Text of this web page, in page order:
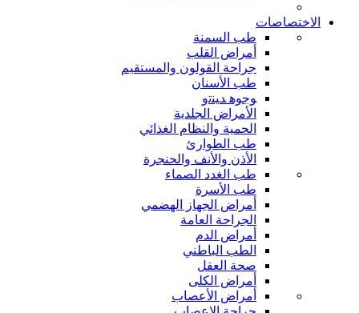
الاختصاصات
طب السمنة
أمراض القلب
جراحة القولون والمستقيم
طب الأسنان
ﻮﺟﻮﻫ ﺪﻴﻨﺗﻭ
الأمراض الجلدية
الحمية والنظام الغذائي
طب الطوارئ
الأذن والأنف والحنجرة
طب الغدد الصماء
طب الأسرة
أمراض الجهاز الهضمي
الجراحة العامة
أمراض الدم
الطب الباطني
صحة العقل
أمراض الكلى
أمراض الأعصاب